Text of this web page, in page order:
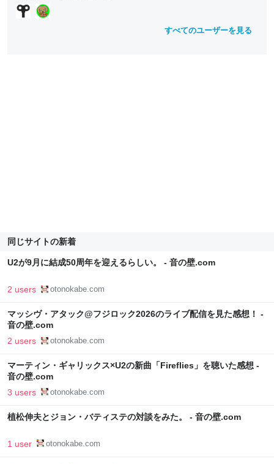
すべてのユーザーを見る
同じサイトの新着
U2が9月に結成50周年を迎えるらしい。 - 音の壁.com
2 users otonokabe.com
マッシヴ・アタック@フジロック2026のライブ配信を見た感想！ -
音の壁.com
2 users otonokabe.com
マーティン・ギャリックス×U2の新曲「Fireflies」を聴いた感想 -
音の壁.com
3 users otonokabe.com
植松伸夫とジョン・バティステの対談をみた。 - 音の壁.com
1 user otonokabe.com